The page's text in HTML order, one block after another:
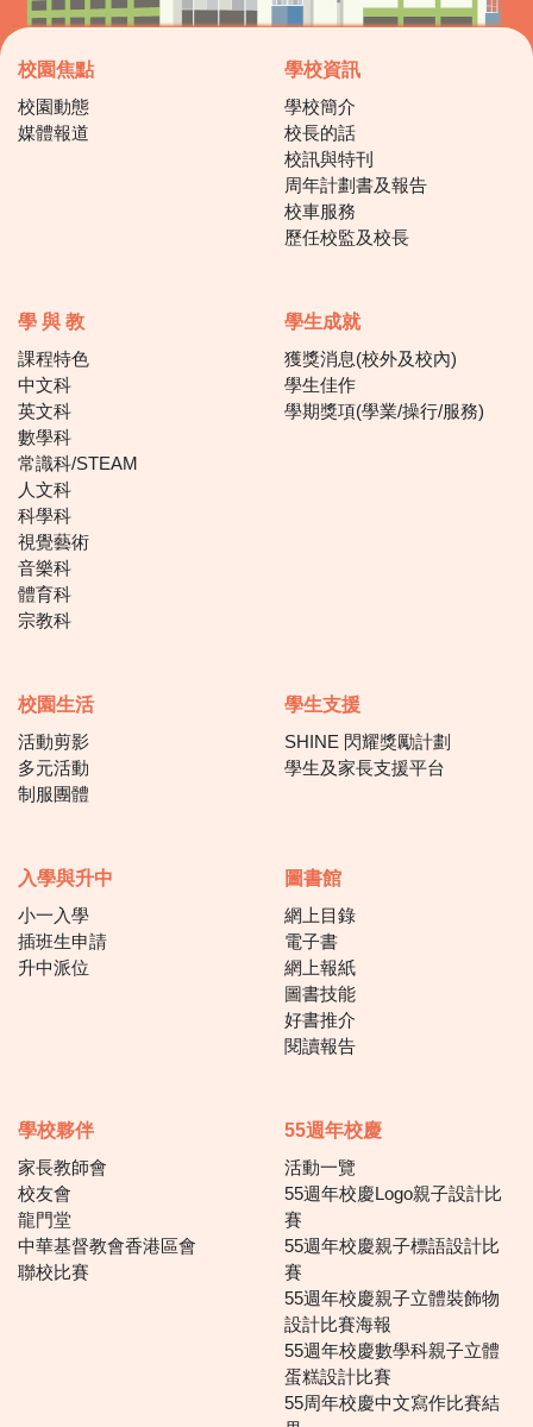
校園焦點
校園動態
媒體報道
學校資訊
學校簡介
校長的話
校訊與特刊
周年計劃書及報告
校車服務
歷任校監及校長
學 與 教
課程特色
中文科
英文科
數學科
常識科/STEAM
人文科
科學科
視覺藝術
音樂科
體育科
宗教科
學生成就
獲獎消息(校外及校內)
學生佳作
學期獎項(學業/操行/服務)
校園生活
活動剪影
多元活動
制服團體
學生支援
SHINE 閃耀獎勵計劃
學生及家長支援平台
入學與升中
小一入學
插班生申請
升中派位
圖書館
網上目錄
電子書
網上報紙
圖書技能
好書推介
閱讀報告
學校夥伴
家長教師會
校友會
龍門堂
中華基督教會香港區會
聯校比賽
55週年校慶
活動一覽
55週年校慶Logo親子設計比
賽
55週年校慶親子標語設計比
賽
55週年校慶親子立體裝飾物
設計比賽海報
55週年校慶數學科親子立體
蛋糕設計比賽
55周年校慶中文寫作比賽結